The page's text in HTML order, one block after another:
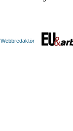
Webbredaktör